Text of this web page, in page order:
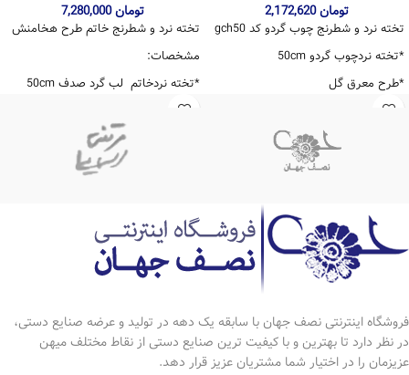
تومان2,172,620
تخته نرد و شطرنج چوب گردو کد gch50
*تخته نردچوب گردو 50cm
*طرح معرق گل
متعلغات:
*یک دست مهره ی تخته نرد چوب گردو و
تومان7,280,000
تخته نرد و شطرنج خاتم طرح هخامنش
مشخصات:
*تخته نردخاتم لب گرد صدف 50cm
طرح :هخامنش
*یک دست مهره ی تخته نرد خاتم
فروشگاه اینترنتی نصف جهان با سابقه یک دهه در تولید و عرضه صنایع دستی،
در نظر دارد تا بهترین و با کیفیت ترین صنایع دستی از نقاط مختلف میهن
عزیزمان را در اختیار شما مشتریان عزیز قرار دهد.